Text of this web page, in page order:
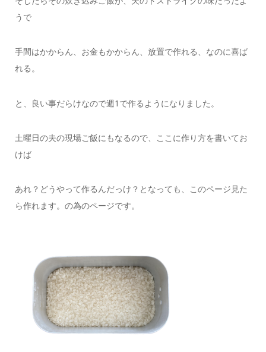
うで
手間はかからん、お金もかからん、放置で作れる、なのに喜ば
れる。
と、良い事だらけなので週1で作るようになりました。
土曜日の夫の現場ご飯にもなるので、ここに作り方を書いてお
けば
あれ？どうやって作るんだっけ？となっても、このページ見た
ら作れます。の為のページです。